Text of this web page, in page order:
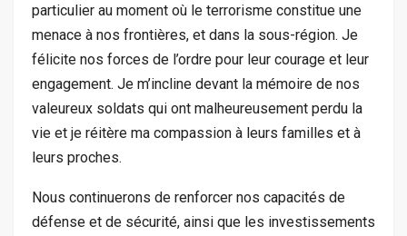
particulier au moment où le terrorisme constitue une
menace à nos frontières, et dans la sous-région. Je
félicite nos forces de l’ordre pour leur courage et leur
engagement. Je m’incline devant la mémoire de nos
valeureux soldats qui ont malheureusement perdu la
vie et je réitère ma compassion à leurs familles et à
leurs proches.
Nous continuerons de renforcer nos capacités de
défense et de sécurité, ainsi que les investissements